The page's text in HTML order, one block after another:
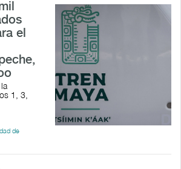
el
1, 3,
de